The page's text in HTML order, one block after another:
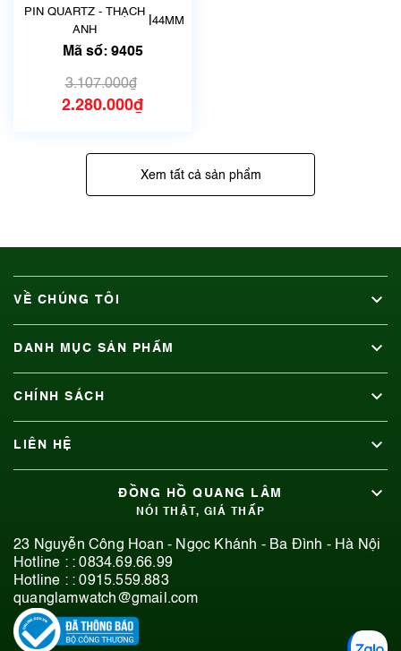
2A2VDF | New | Mã
số 9405
PIN QUARTZ - THẠCH
ANH
44MM
Mã số: 9405
3.107.000₫
2.280.000₫
Xem tất cả sản phẩm
VỀ CHÚNG TÔI
DANH MỤC SẢN PHẨM
CHÍNH SÁCH
LIÊN HỆ
ĐỒNG HỒ QUANG LÂM
NÓI THẬT, GIÁ THẤP
23 Nguyễn Công Hoan - Ngọc Khánh - Ba Đình - Hà Nội
Hotline : :0834.69.66.99
Hotline : :0915.559.883
quanglamwatch@gmail.com